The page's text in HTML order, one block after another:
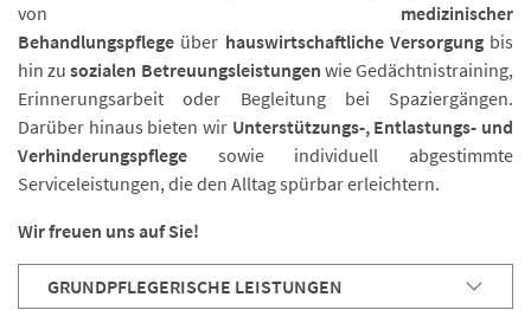
von medizinischer
Behandlungspflege über hauswirtschaftliche Versorgungbis
hin zu sozialen Betreuungsleistungen wie Gedächtnistraining,
Erinnerungsarbeit oder Begleitung bei Spaziergängen.
Darüber hinaus bieten wir Unterstützungs-, Entlastungs- und
Verhinderungspflege sowie individuell abgestimmte
Serviceleistungen, die den Alltag spürbar erleichtern.
Wir freuen uns auf Sie!
GRUNDPFLEGERISCHE LEISTUNGEN